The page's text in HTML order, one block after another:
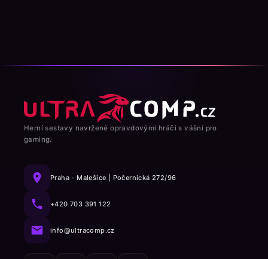
Herní sestavy navržené opravdovými hráči s vášní pro
gaming.
Praha - Malešice | Počernická 272/96
+420 703 391 122
info@ultracomp.cz